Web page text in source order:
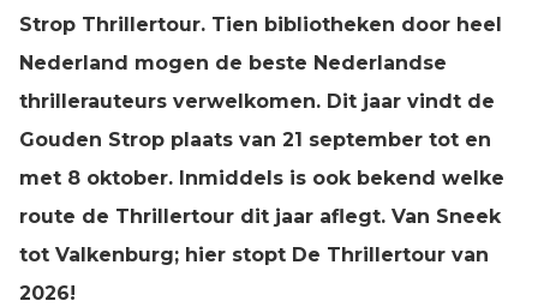
Strop Thrillertour. Tien bibliotheken door heel
Nederland mogen de beste Nederlandse
thrillerauteurs verwelkomen. Dit jaar vindt de
Gouden Strop plaats van 21 september tot en
met 8 oktober. Inmiddels is ook bekend welke
route de Thrillertour dit jaar aflegt. Van Sneek
tot Valkenburg; hier stopt De Thrillertour van
2026!